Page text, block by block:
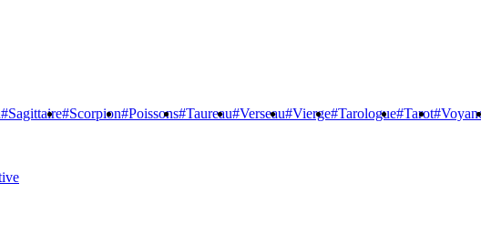
#Sagittaire#Scorpion#Poissons#Taureau#Verseau#Vierge#Tarologue#Tarot